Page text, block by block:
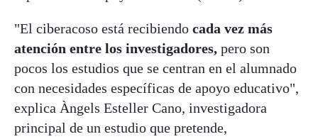
"El ciberacoso está recibiendo cada vez más
atención entre los investigadores, pero son
pocos los estudios que se centran en el alumnado
con necesidades específicas de apoyo educativo",
explica Àngels Esteller Cano, investigadora
principal de un estudio que pretende,